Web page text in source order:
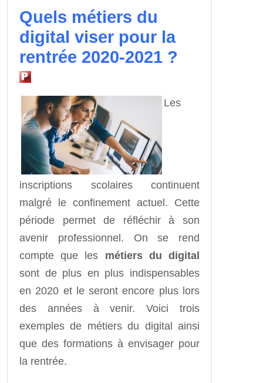
Quels métiers du
digital viser pour la
rentrée 2020-2021 ?
Les
inscriptions scolaires continuent
malgré le confinement actuel. Cette
période permet de réfléchir à son
avenir professionnel. On se rend
compte que les métiers du digital
sont de plus en plus indispensables
en 2020 et le seront encore plus lors
des années à venir. Voici trois
exemples de métiers du digital ainsi
que des formations à envisager pour
la rentrée.